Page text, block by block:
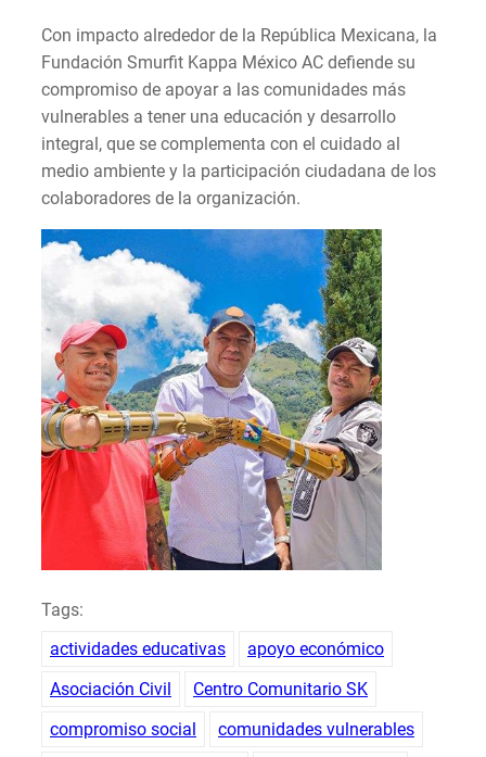
Con impacto alrededor de la República Mexicana, la
Fundación Smurfit Kappa México AC defiende su
compromiso de apoyar a las comunidades más
vulnerables a tener una educación y desarrollo
integral, que se complementa con el cuidado al
medio ambiente y la participación ciudadana de los
colaboradores de la organización.
Tags:
actividades educativas
apoyo económico
Asociación Civil
Centro Comunitario SK
compromiso social
comunidades vulnerables